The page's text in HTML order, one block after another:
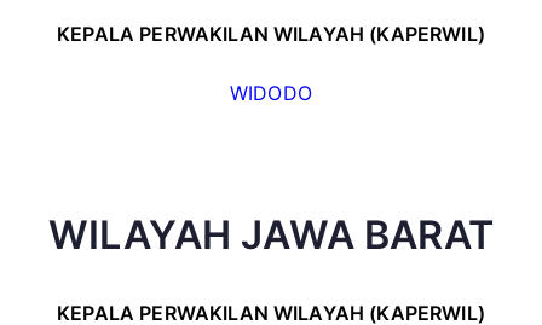
KEPALA PERWAKILAN WILAYAH (KAPERWIL)
WIDODO
WILAYAH JAWA BARAT
KEPALA PERWAKILAN WILAYAH (KAPERWIL)